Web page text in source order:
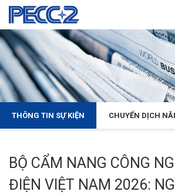
THÔNG TIN SỰ KIỆN CHUYỂN DỊCH
BỘ CẨM NANG CÔNG
ĐIỆN VIỆT NAM 2026: